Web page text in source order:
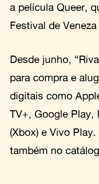
a película Queer,
Festival de
Desde junho,
para compra e
digitais como
TV+, Google Play,
(Xbox) e Vivo
também no